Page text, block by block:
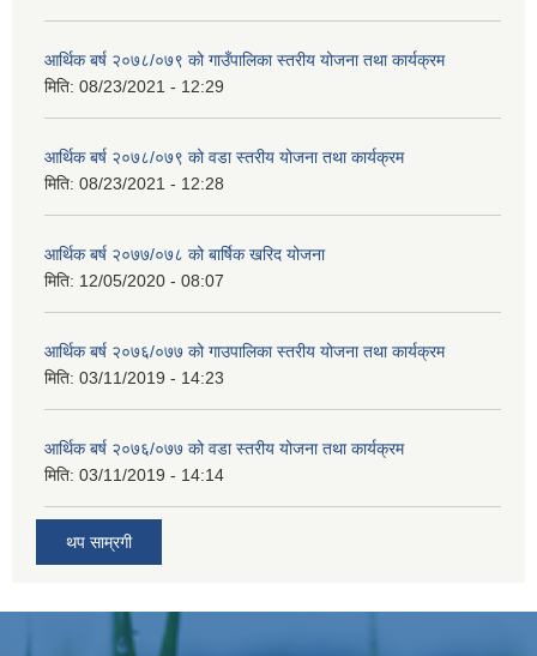
आर्थिक बर्ष २०७८/०७९ को गाउँपालिका स्तरीय योजना तथा कार्यक्रम
मिति: 08/23/2021 - 12:29
आर्थिक बर्ष २०७८/०७९ को वडा स्तरीय योजना तथा कार्यक्रम
मिति: 08/23/2021 - 12:28
आर्थिक बर्ष २०७७/०७८ को बार्षिक खरिद योजना
मिति: 12/05/2020 - 08:07
आर्थिक बर्ष २०७६/०७७ को गाउपालिका स्तरीय योजना तथा कार्यक्रम
मिति: 03/11/2019 - 14:23
आर्थिक बर्ष २०७६/०७७ को वडा स्तरीय योजना तथा कार्यक्रम
मिति: 03/11/2019 - 14:14
थप साम्रगी